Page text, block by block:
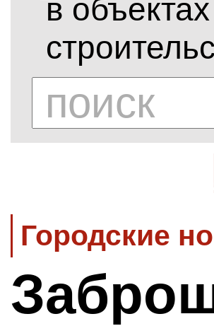
в объектах
Городские